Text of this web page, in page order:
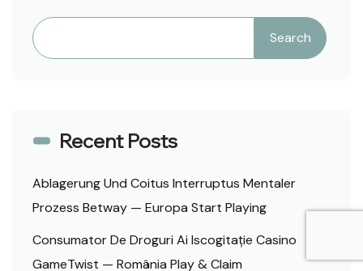
Search
Recent Posts
Ablagerung Und Coitus Interruptus Mentaler
Prozess Betway — Europa Start Playing
Consumator De Droguri Ai Iscogitație Casino
GameTwist — România Play & Claim